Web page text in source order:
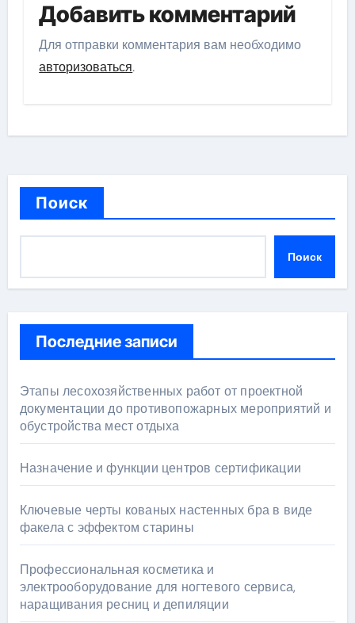
Добавить комментарий
Для отправки комментария вам необходимо
авторизоваться.
Поиск
Поиск
Последние записи
Этапы лесохозяйственных работ от проектной
документации до противопожарных мероприятий и
обустройства мест отдыха
Назначение и функции центров сертификации
Ключевые черты кованых настенных бра в виде
факела с эффектом старины
Профессиональная косметика и
электрооборудование для ногтевого сервиса,
наращивания ресниц и депиляции